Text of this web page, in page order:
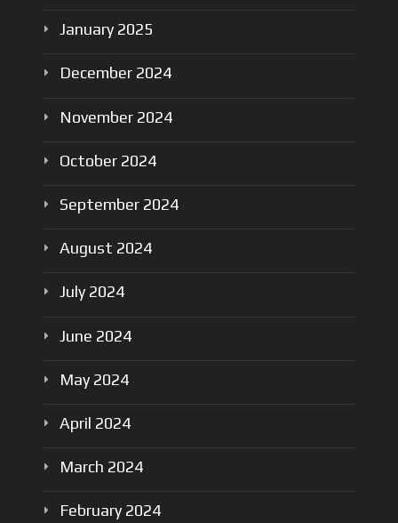
January 2025
December 2024
November 2024
October 2024
September 2024
August 2024
July 2024
June 2024
May 2024
April 2024
March 2024
February 2024